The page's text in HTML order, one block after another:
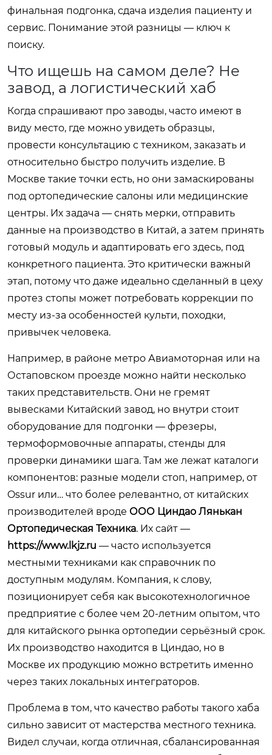
финальная подгонка, сдача изделия пациенту и
сервис. Понимание этой разницы — ключ к
поиску.
Что ищешь на самом деле? Не
завод, а логистический хаб
Когда спрашивают про заводы, часто имеют в
виду место, где можно увидеть образцы,
провести консультацию с техником, заказать и
относительно быстро получить изделие. В
Москве такие точки есть, но они замаскированы
под ортопедические салоны или медицинские
центры. Их задача — снять мерки, отправить
данные на производство в Китай, а затем принять
готовый модуль и адаптировать его здесь, под
конкретного пациента. Это критически важный
этап, потому что даже идеально сделанный в цеху
протез стопы может потребовать коррекции по
месту из-за особенностей культи, походки,
привычек человека.
Например, в районе метро Авиамоторная или на
Остаповском проезде можно найти несколько
таких представительств. Они не гремят
вывесками Китайский завод, но внутри стоит
оборудование для подгонки — фрезеры,
термоформовочные аппараты, стенды для
проверки динамики шага. Там же лежат каталоги
компонентов: разные модели стоп, например, от
Ossur или… что более релевантно, от китайских
производителей вроде ООО Циндао Лянькан
Ортопедическая Техника. Их сайт —
https://www.lkjz.ru — часто используется
местными техниками как справочник по
доступным модулям. Компания, к слову,
позиционирует себя как высокотехнологичное
предприятие с более чем 20-летним опытом, что
для китайского рынка ортопедии серьёзный срок.
Их производство находится в Циндао, но в
Москве их продукцию можно встретить именно
через таких локальных интеграторов.
Проблема в том, что качество работы такого хаба
сильно зависит от мастерства местного техника.
Видел случаи, когда отличная, сбалансированная